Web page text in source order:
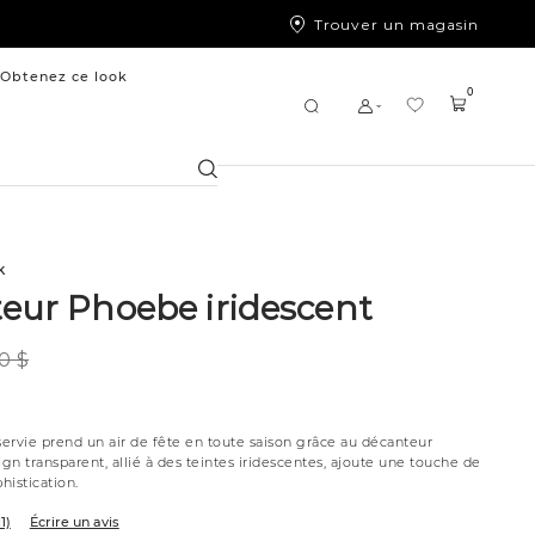
Trouver un magasin
Obtenez ce look
Chercher
0
Phoebe iridescent
$
prend un air de fête en toute saison grâce au décanteur
transparent, allié à des teintes iridescentes, ajoute une touche de
Écrire un avis